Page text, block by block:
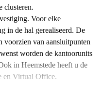
clusteren.
Voor elke
in de hal gerealiseerd. De
voorzien van aansluitpunten
worden de kantoorunits
in Heemstede heeft u de
en Virtual Office.